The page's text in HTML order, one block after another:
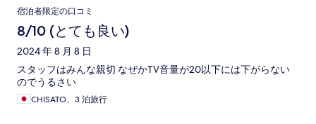
宿泊者限定の口コミ
8/10 (とても良い)
2024 年 8 月 8 日
スタッフはみんな親切 なぜかTV音量が20以下には下がらない
のでうるさい
CHISATO、3 泊旅行